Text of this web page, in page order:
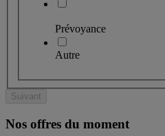
Prévoyance
Autre
Suivant
Nos offres du moment